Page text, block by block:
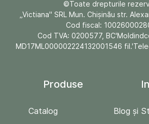
©Toate drepturile
„Victiana" SRL Mun. Chişinău str.
Cod fiscal:
Cod TVA: 0200577,
MD17ML000002224132001546
Produse
Catalog
Blog și